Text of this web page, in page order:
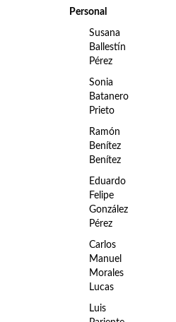
Personal
Susana
Ballestín
Pérez
Sonia
Batanero
Prieto
Ramón
Benítez
Benítez
Eduardo
Felipe
González
Pérez
Carlos
Manuel
Morales
Lucas
Luis